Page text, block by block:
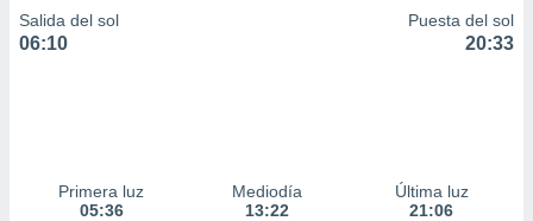
Salida del sol
06:10
Puesta del sol
20:33
Primera luz
05:36
Mediodía
13:22
Última luz
21:06